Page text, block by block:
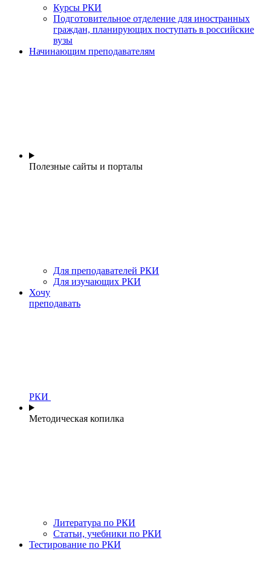
Курсы РКИ
Подготовительное отделение для иностранных
граждан, планирующих поступать в российские
вузы
Начинающим преподавателям
Полезные сайты и порталы
Для преподавателей РКИ
Для изучающих РКИ
Хочу
преподавать
РКИ
Методическая копилка
Литература по РКИ
Статьи, учебники по РКИ
Тестирование по РКИ